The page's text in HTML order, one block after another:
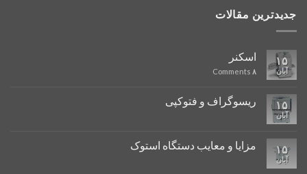
جدیدترین مقالات
۱۵
آبان
اسکنر
۸
۱۵
آبان
ریسوگراف و فتوکپی
۱۵
آبان
مزایا و معایب دستگاه استوک